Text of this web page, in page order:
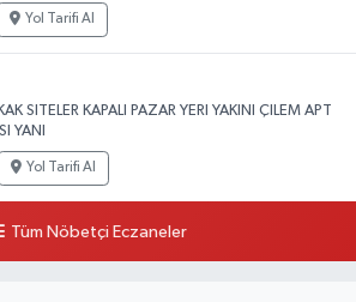
Yol Tarifi Al
SITELER KAPALI PAZAR YERI YAKINI ÇILEM APT
YANI
Yol Tarifi Al
Tüm Nöbetçi Eczaneler